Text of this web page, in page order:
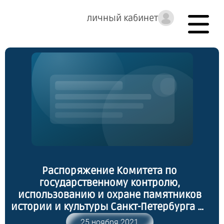
личный кабинет
Распоряжение Комитета по
государственному контролю,
использованию и охране памятников
истории и культуры Санкт-Петербурга от
18.11.2021 № 305-рп "О включении
25 ноября 2021